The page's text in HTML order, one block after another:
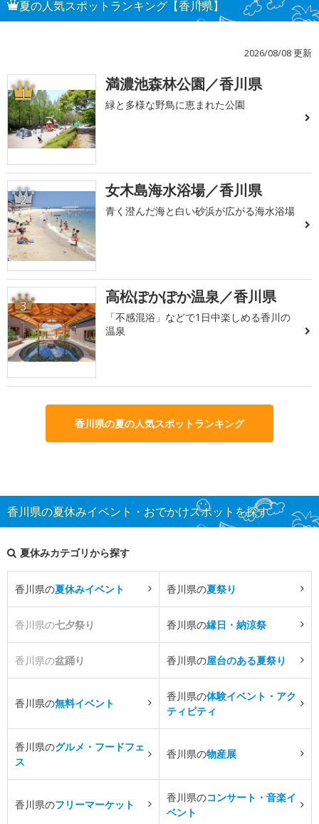
夏の人気スポットランキング【香川県】
2026/08/08 更新
1 満濃池森林公園／香川県
緑と多様な野鳥に恵まれた公園
2 女木島海水浴場／香川県
青く澄んだ海と白い砂浜が広がる海水浴場
3 高松ぽかぽか温泉／香川県
「不感混浴」などで1日中楽しめる香川の
温泉
香川県の夏の人気スポットランキング
香川県の夏休みイベント・おでかけスポットを探す
夏休みカテゴリから探す
香川県の夏休みイベント 香川県の夏祭り
香川県の七夕祭り 香川県の縁日・納涼祭
香川県の盆踊り 香川県の屋台のある夏祭り
香川県の無料イベント
香川県の体験イベント・アク
ティビティ
香川県のグルメ・フードフェ
ス
香川県の物産展
香川県のフリーマーケット
香川県のコンサート・音楽イ
ベント